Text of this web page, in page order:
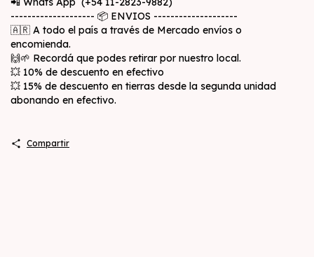
-------------------- 📦 ENVIOS --------------------
🇦🇷 A todo el país a través de Mercado envíos o
encomienda.
🙌🌱 Recordá que podes retirar por nuestro local.
💥 10% de descuento en efectivo
💥 15% de descuento en tierras desde la segunda unidad
abonando en efectivo.
Compartir